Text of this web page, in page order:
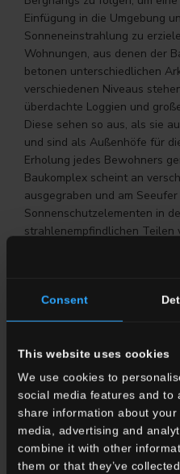
Consent
This website uses cookies
We use cookies to
social media features and to
share information about
media, advertising and
combine it with other
them or that they’ve
Einfügung in die Umgebung
Sonneneinstrahlung zu
Wohnungen, aus denen der
betonen unterschiedlichen
verschiedenen Niveaus
überdachte Loggien und
Diese sehen so aus, als sie
und sind als Außenhöfe für
Erholung jedes Bewohners
Baukomplex scheint an
ausgegraben und am
Sonnenschutzelementen in
strahlenempfindlichen Teilen
Die Wohnungen
der Nähe des Seeufers
Jede Stufenebene enthält ca.
einer ausgedehnten
Orographie. Die Terrassen
mehr Privatleben für jeden
In den Räumen in der Nähe
wenig Sonnenlicht und
befinden sich Dienste für